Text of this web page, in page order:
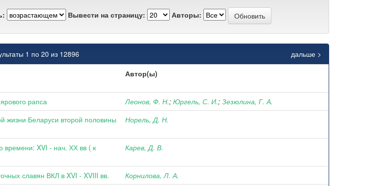
Вывести на страницу: Авторы:
1 по 20 из 12896
дальше >
Автор(ы)
рапса Леонов, Ф. Н.; Юргель, С. И.; Зезюлина, Г. А.
жизни Беларуси второй половины
Норель, Д. Н.
времени: XVI - нач. ХХ вв ( к
Карев, Д. В.
славян ВКЛ в XVI - XVIII вв.
Корнилова, Л. А.